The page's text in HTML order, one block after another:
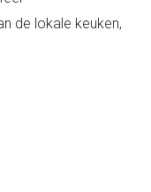
de lokale keuken,